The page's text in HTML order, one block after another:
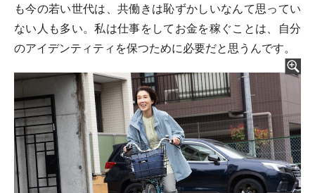
も今の若い世代は、共働きは恥ずかしいなんて思ってい
ない人も多い。私は仕事をしてお金を稼ぐことは、自分
のアイデンティティを保つために必要だと思うんです。